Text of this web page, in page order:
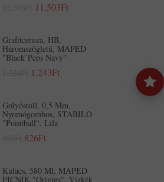
11,503Ft
Grafitceruza, HB,
Háromszögletű, MAPED
"Black`Peps Navy"
1,243Ft
Golyóstoll, 0,5 Mm,
Nyomógombos, STABILO
"Pointball", Lila
826Ft
Kulacs, 580 Ml, MAPED
PICNIK "Origins", Vízkék